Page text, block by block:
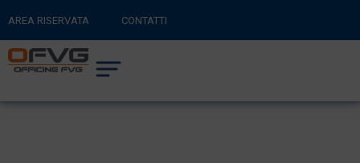
AREA RISERVATA CONTATTI
RITORNA AL SITO PRINCIPALE
CARRELLO